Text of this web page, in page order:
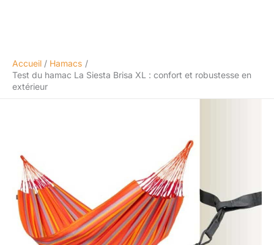
Accueil
Hamacs
Test du hamac La Siesta Brisa XL : confort et robustesse en
extérieur